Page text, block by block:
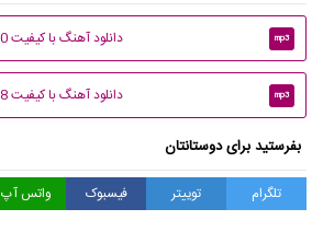
mp3 دانلود آهنگ با کیفیت 320
mp3 دانلود آهنگ با کیفیت 128
بفرستید برای دوستانتان
تلگرام توییتر فیسبوک واتس آپ